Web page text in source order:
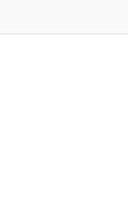
15 Вт/ адаптер покупается